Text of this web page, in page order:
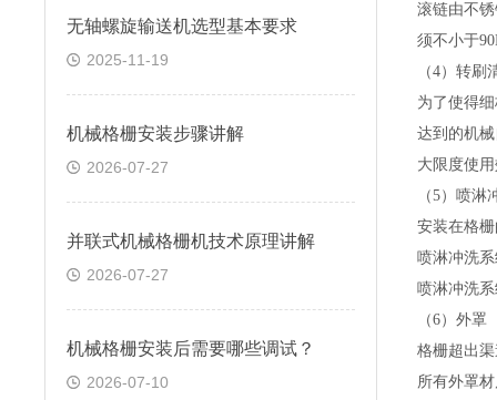
无轴螺旋输送机选型基本要求
2025-11-19
机械格栅安装步骤讲解
2026-07-27
并联式机械格栅机技术原理讲解
2026-07-27
机械格栅安装后需要哪些调试？
2026-07-10
滚链由不
须不小于
（4）转刷
为了使得
达到的机
大 限度使
（5）喷淋
安装在格
喷淋冲洗
喷淋冲洗
（6）外罩
格栅超出
所有外罩